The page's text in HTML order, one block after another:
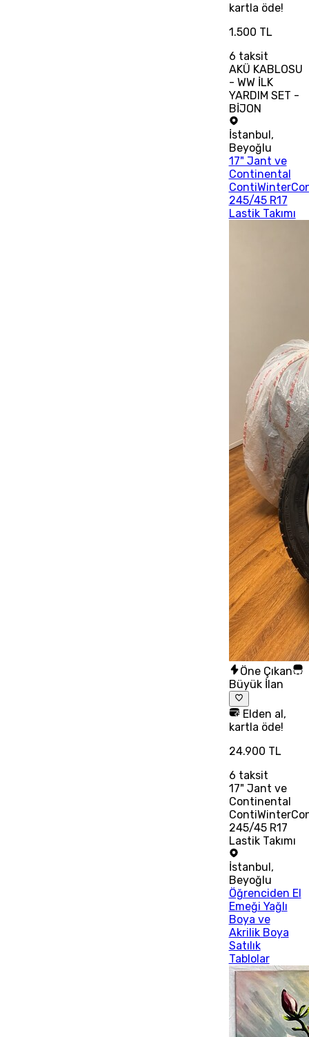
kartla öde!
1.500 TL
6 taksit
AKÜ KABLOSU
- WW İLK
YARDIM SET -
BİJON
İstanbul ,
Beyoğlu
17" Jant ve
Continental
245/45 R17
Lastik Takımı
Öne Çıkan
Büyük İlan
Elden al,
kartla öde!
24.900 TL
6 taksit
17" Jant ve
Continental
245/45 R17
Lastik Takımı
İstanbul,
Beyoğlu
Öğrenciden El
Emeği Yağlı
Boya ve
Akrilik Boya
Satılık
Tablolar